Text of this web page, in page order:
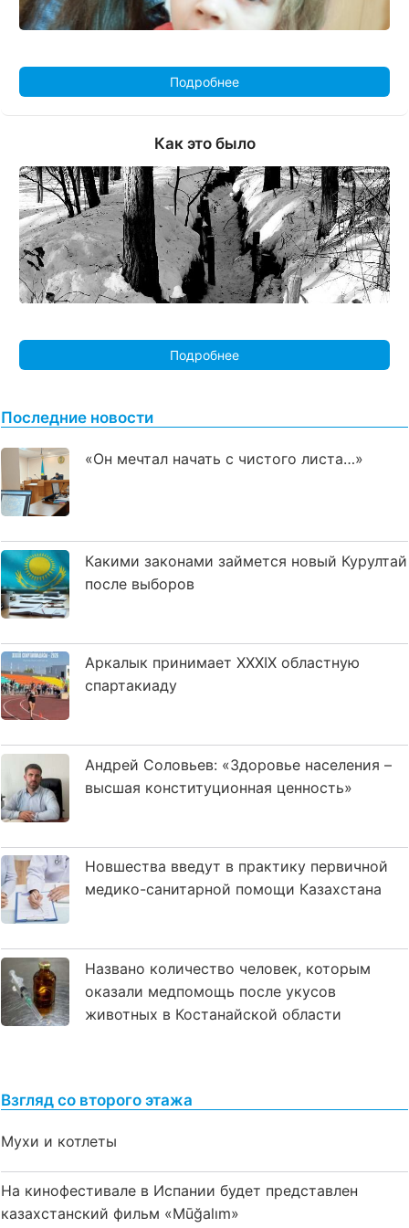
Подробнее
Как это было
Подробнее
Последние новости
«Он мечтал начать с чистого листа…»
Какими законами займется новый Курултай
после выборов
Аркалык принимает XXXIX областную
спартакиаду
Андрей Соловьев: «Здоровье населения –
высшая конституционная ценность»
Новшества введут в практику первичной
медико-санитарной помощи Казахстана
Названо количество человек, которым
оказали медпомощь после укусов
животных в Костанайской области
Взгляд со второго этажа
Мухи и котлеты
На кинофестивале в Испании будет представлен
казахстанский фильм «Mūğalım»